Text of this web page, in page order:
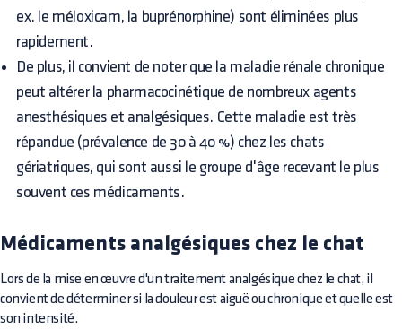
ex. le méloxicam, la buprénorphine) sont éliminées plus
rapidement.
De plus, il convient de noter que la maladie rénale chronique
peut altérer la pharmacocinétique de nombreux agents
anesthésiques et analgésiques. Cette maladie est très
répandue (prévalence de 30 à 40 %) chez les chats
gériatriques, qui sont aussi le groupe d'âge recevant le plus
souvent ces médicaments.
Médicaments analgésiques chez le chat
Lors de la mise en œuvre d'un traitement analgésique chez le chat, il
convient de déterminer si la douleur est aiguë ou chronique et quelle est
son intensité.